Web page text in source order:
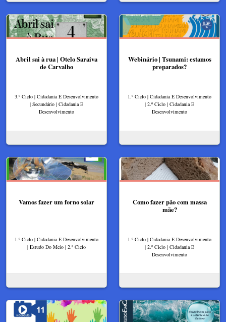
Abril sai à rua | Otelo Saraiva
de Carvalho
3.º Ciclo | Cidadania E Desenvolvimento
| Secundário | Cidadania E
Desenvolvimento
Webinário | Tsunami: estamos
preparados?
1.º Ciclo | Cidadania E Desenvolvimento
| 2.º Ciclo | Cidadania E
Desenvolvimento
Vamos fazer um forno solar
1.º Ciclo | Cidadania E Desenvolvimento
| Estudo Do Meio | 2.º Ciclo
Como fazer pão com massa
mãe?
1.º Ciclo | Cidadania E Desenvolvimento
| 2.º Ciclo | Cidadania E
Desenvolvimento